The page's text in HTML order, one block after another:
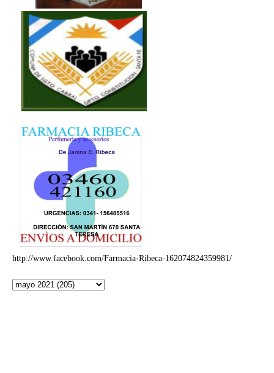
http://www.facebook.com/Farmacia-Ribeca-162074824359981/